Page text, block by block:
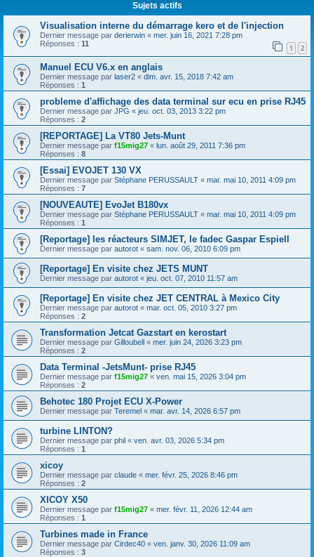
Sujets actifs
Visualisation interne du démarrage kero et de l'injection
Dernier message par derierwin « mer. juin 16, 2021 7:28 pm
Réponses : 11 1 2
Manuel ECU V6.x en anglais
Dernier message par laser2 « dim. avr. 15, 2018 7:42 am
Réponses : 1
probleme d'affichage des data terminal sur ecu en prise RJ45
Dernier message par JPG « jeu. oct. 03, 2013 3:22 pm
Réponses : 2
[REPORTAGE] La VT80 Jets-Munt
Dernier message par f15mig27 « lun. août 29, 2011 7:36 pm
Réponses : 8
[Essai] EVOJET 130 VX
Dernier message par Stéphane PERUSSAULT « mar. mai 10, 2011 4:09 pm
Réponses : 7
[NOUVEAUTE] EvoJet B180vx
Dernier message par Stéphane PERUSSAULT « mar. mai 10, 2011 4:09 pm
Réponses : 1
[Reportage] les réacteurs SIMJET, le fadec Gaspar Espiell
Dernier message par autorot « sam. nov. 06, 2010 6:09 pm
[Reportage] En visite chez JETS MUNT
Dernier message par autorot « jeu. oct. 07, 2010 11:57 am
[Reportage] En visite chez JET CENTRAL à Mexico City
Dernier message par autorot « mar. oct. 05, 2010 3:27 pm
Réponses : 2
Transformation Jetcat Gazstart en kerostart
Dernier message par Gilloubell « mer. juin 24, 2026 3:23 pm
Réponses : 2
Data Terminal -JetsMunt- prise RJ45
Dernier message par f15mig27 « ven. mai 15, 2026 3:04 pm
Réponses : 2
Behotec 180 Projet ECU X-Power
Dernier message par Teremel « mar. avr. 14, 2026 6:57 pm
turbine LINTON?
Dernier message par phil « ven. avr. 03, 2026 5:34 pm
Réponses : 1
xicoy
Dernier message par claude « mer. févr. 25, 2026 8:46 pm
Réponses : 2
XICOY X50
Dernier message par f15mig27 « mer. févr. 11, 2026 12:44 am
Réponses : 1
Turbines made in France
Dernier message par Cirdec40 « ven. janv. 30, 2026 11:09 am
Réponses : 3